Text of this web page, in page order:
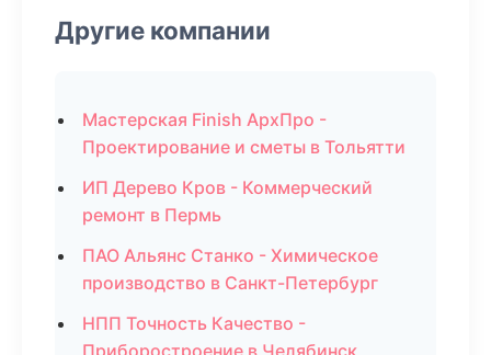
Другие компании
Мастерская Finish АрхПро -
Проектирование и сметы в Тольятти
ИП Дерево Кров - Коммерческий
ремонт в Пермь
ПАО Альянс Станко - Химическое
производство в Санкт-Петербург
НПП Точность Качество -
Приборостроение в Челябинск